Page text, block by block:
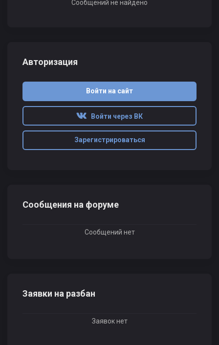
Сообщений не найдено
Авторизация
Войти на сайт
Войти через ВК
Зарегистрироваться
Сообщения на форуме
Сообщений нет
Заявки на разбан
Заявок нет